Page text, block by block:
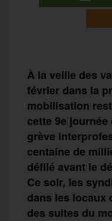
À la veille des
février dans la
mobilisation
cette 9e
grève
centaine de
défilé avant le
Ce soir, les
dans les locaux
des suites du